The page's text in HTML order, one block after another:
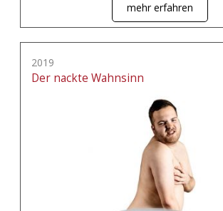
mehr erfahren
2019
Der nackte Wahnsinn